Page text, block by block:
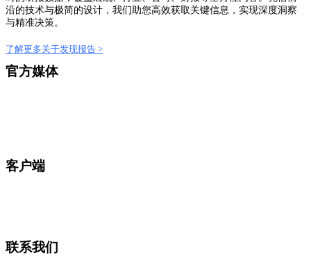
沿的技术与极简的设计，我们助您高效获取关键信息，实现深度洞察
与精准决策。
了解更多关于发现报告 >
官方媒体
客户端
联系我们